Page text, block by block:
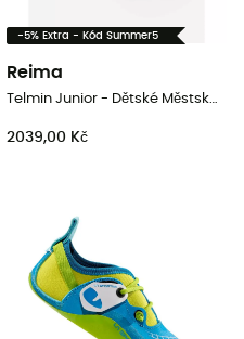
-5% Extra - Kód Summer5
Reima
Telmin Junior - Dětské Městská boty
2039,00 Kč